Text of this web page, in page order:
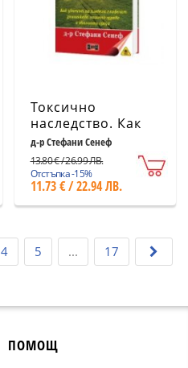
Токсично
наследство. Как
убиецът на
плевели глифозат
унищожава
нашето здраве и
околна среда
д-р Стефани Сенеф
13.80 € / 26.99 ЛВ.
Отстъпка -15%
11.73 € / 22.94 ЛВ.
4 5 ... 17
ПОМОЩ